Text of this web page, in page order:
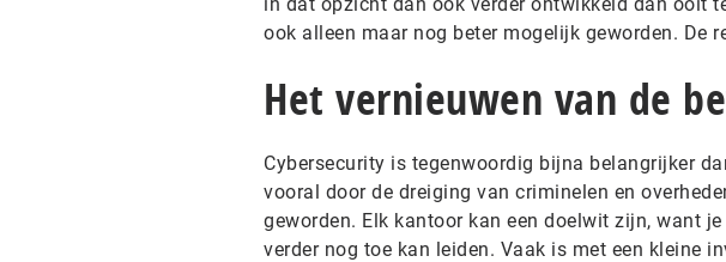
ook alleen maar nog beter mogelijk geworden. De
Het vernieuwen van de
Cybersecurity is tegenwoordig bijna belangrijker
vooral door de dreiging van criminelen en
geworden. Elk kantoor kan een doelwit zijn, want
verder nog toe kan leiden. Vaak is met een kleine